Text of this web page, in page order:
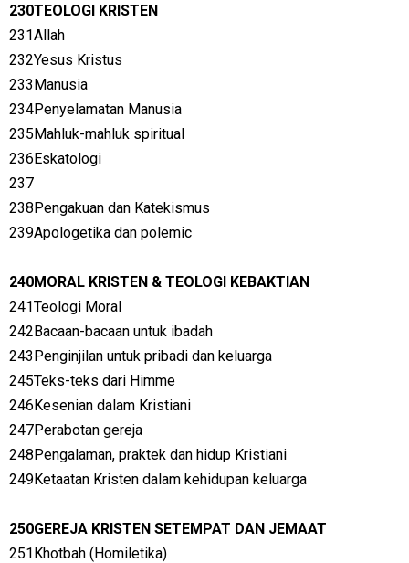
230TEOLOGI KRISTEN
231Allah
232Yesus Kristus
233Manusia
234Penyelamatan Manusia
235Mahluk-mahluk spiritual
236Eskatologi
237
238Pengakuan dan Katekismus
239Apologetika dan polemic
240MORAL KRISTEN & TEOLOGI KEBAKTIAN
241Teologi Moral
242Bacaan-bacaan untuk ibadah
243Penginjilan untuk pribadi dan keluarga
245Teks-teks dari Himme
246Kesenian dalam Kristiani
247Perabotan gereja
248Pengalaman, praktek dan hidup Kristiani
249Ketaatan Kristen dalam kehidupan keluarga
250GEREJA KRISTEN SETEMPAT DAN JEMAAT
251Khotbah (Homiletika)